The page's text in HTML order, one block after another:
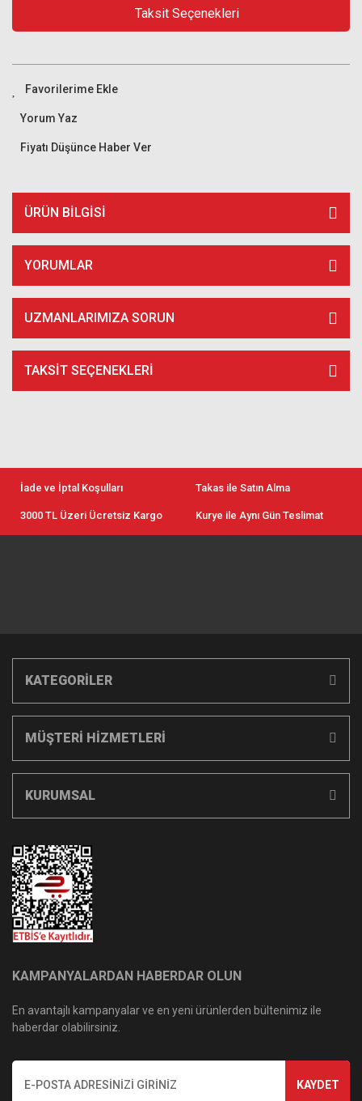
Taksit Seçenekleri
Yorum Yaz
Fiyatı Düşünce Haber Ver
ÜRÜN BILGISI
YORUMLAR
UZMANLARIMIZA SORUN
TAKSIT SEÇENEKLERI
İade ve İptal Koşulları Takas ile Satın Alma
3000 TL Üzeri Ücretsiz Kargo Kurye ile Aynı Gün Teslimat
KATEGORİLER
MÜŞTERİ HİZMETLERİ
KURUMSAL
KAMPANYALARDAN HABERDAR OLUN
En avantajlı kampanyalar ve en yeni ürünlerden bültenimiz ile
haberdar olabilirsiniz.
KAYDET